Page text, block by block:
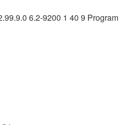
6.2-9200 1 40 9 Program